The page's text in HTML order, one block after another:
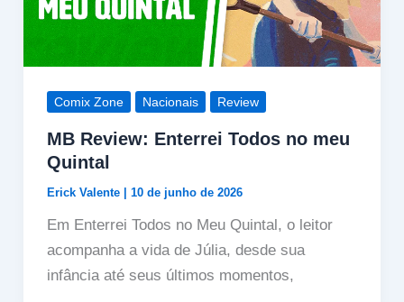
Comix Zone Nacionais Review
MB Review: Enterrei Todos no meu
Quintal
Erick Valente 10 de junho de 2026
Em Enterrei Todos no Meu Quintal, o leitor
acompanha a vida de Júlia, desde sua
infância até seus últimos momentos,